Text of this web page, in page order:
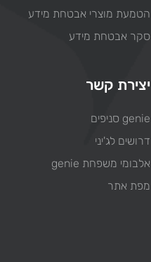
הטמעת מוצרי אבטחת מידע
סקר אבטחת מידע
יצירת קשר
genie סניפים
דרושים לג'יני
אלבומי משפחת genie
מפת אתר